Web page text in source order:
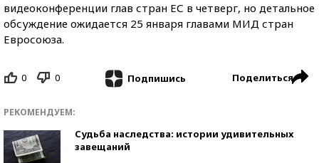
видеоконференции глав стран ЕС в четверг, но детальное
обсуждение ожидается 25 января главами МИД стран
Евросоюза.
0 0 Подпишись Поделиться
РЕКОМЕНДУЕМ:
Судьба наследства: истории удивительных
завещаний